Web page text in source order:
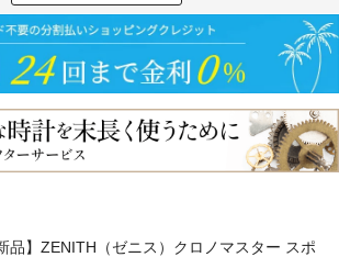
品】ZENITH（ゼニス）クロノマスター スポ